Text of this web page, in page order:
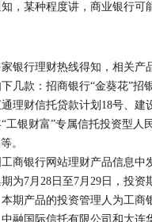
，某种程度讲，商业银行可
行理财热线得知，相关产
几款：招商银行“金葵花”招
理财信托贷款计划18号、建
工银财富”专属信托投资型
。
银行网站理财产品信息中
为7月28日至7月29日，投
期产品的投资管理人为工
融国际信托有限公司和大连